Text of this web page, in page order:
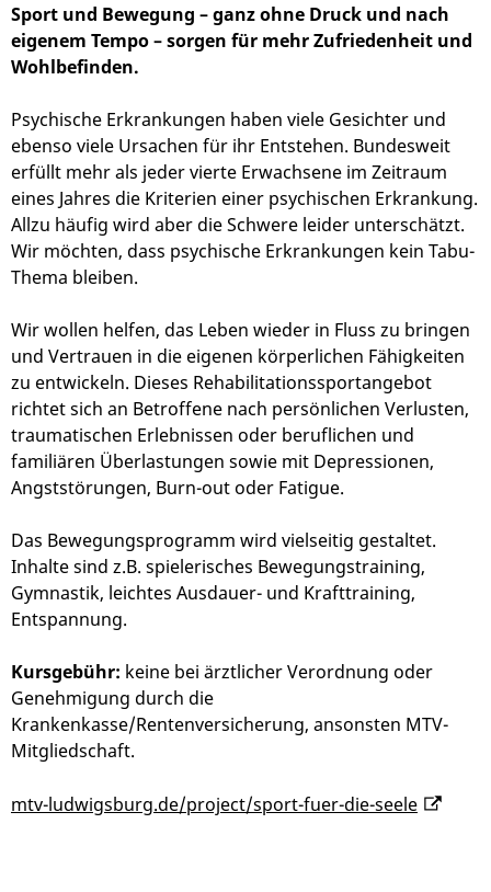
Sport und Bewegung – ganz ohne Druck und nach
eigenem Tempo – sorgen für mehr Zufriedenheit und
Wohlbefinden.
Psychische Erkrankungen haben viele Gesichter und
ebenso viele Ursachen für ihr Entstehen. Bundesweit
erfüllt mehr als jeder vierte Erwachsene im Zeitraum
eines Jahres die Kriterien einer psychischen Erkrankung.
Allzu häufig wird aber die Schwere leider unterschätzt.
Wir möchten, dass psychische Erkrankungen kein Tabu-
Thema bleiben.
Wir wollen helfen, das Leben wieder in Fluss zu bringen
und Vertrauen in die eigenen körperlichen Fähigkeiten
zu entwickeln. Dieses Rehabilitationssportangebot
richtet sich an Betroffene nach persönlichen Verlusten,
traumatischen Erlebnissen oder beruflichen und
familiären Überlastungen sowie mit Depressionen,
Angststörungen, Burn-out oder Fatigue.
Das Bewegungsprogramm wird vielseitig gestaltet.
Inhalte sind z.B. spielerisches Bewegungstraining,
Gymnastik, leichtes Ausdauer- und Krafttraining,
Entspannung.
Kursgebühr: keine bei ärztlicher Verordnung oder
Genehmigung durch die
Krankenkasse/Rentenversicherung, ansonsten MTV-
Mitgliedschaft.
mtv-ludwigsburg.de/project/sport-fuer-die-seele